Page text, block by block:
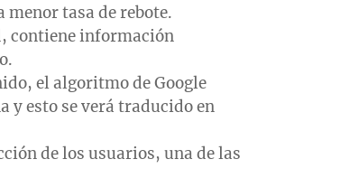
tasa de rebote.
contiene información
el algoritmo de Google
y esto se verá traducido en
de los usuarios, una de las